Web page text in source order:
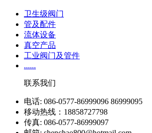
卫生级阀门
管及配件
流体设备
真空产品
工业阀门及管件
......
联系我们
电话: 086-0577-86999096 86999095
移动热线：18858727798
传真: 086-0577-86999097